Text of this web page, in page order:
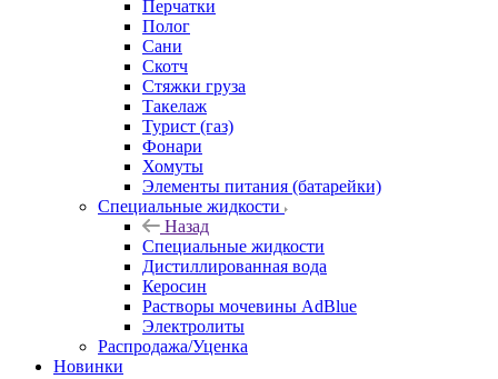
Перчатки
Полог
Сани
Скотч
Стяжки груза
Такелаж
Турист (газ)
Фонари
Хомуты
Элементы питания (батарейки)
Специальные жидкости
Назад
Специальные жидкости
Дистиллированная вода
Керосин
Растворы мочевины AdBlue
Электролиты
Распродажа/Уценка
Новинки